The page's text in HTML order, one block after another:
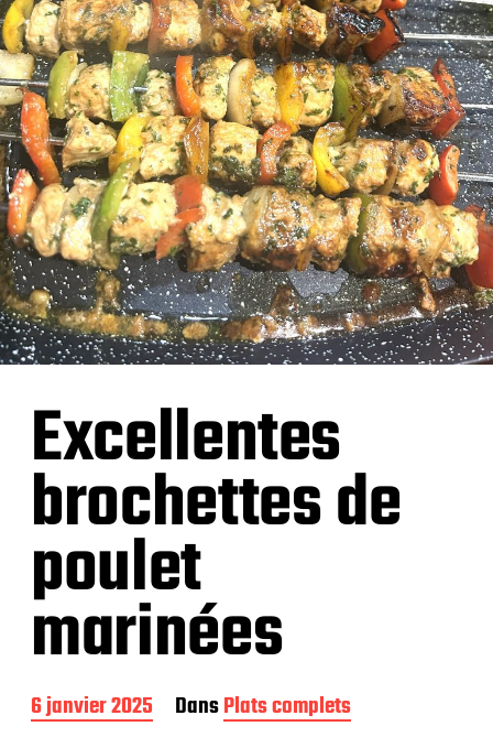
Excellentes
brochettes de
poulet
marinées
D
a
6 janvier 2025 DansPlats complets